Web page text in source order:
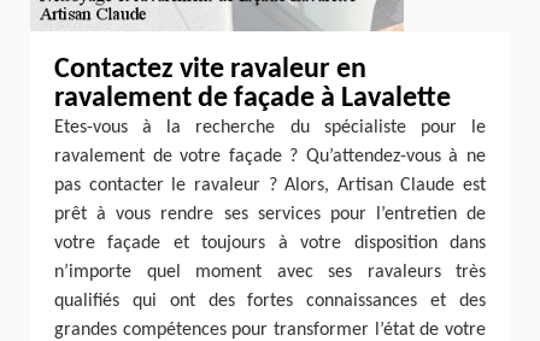
Contactez vite ravaleur en
ravalement de façade à Lavalette
Etes-vous à la recherche du spécialiste pour le
ravalement de votre façade ? Qu’attendez-vous à ne
pas contacter le ravaleur ? Alors, Artisan Claude est
prêt à vous rendre ses services pour l’entretien de
votre façade et toujours à votre disposition dans
n’importe quel moment avec ses ravaleurs très
qualifiés qui ont des fortes connaissances et des
grandes compétences pour transformer l’état de votre